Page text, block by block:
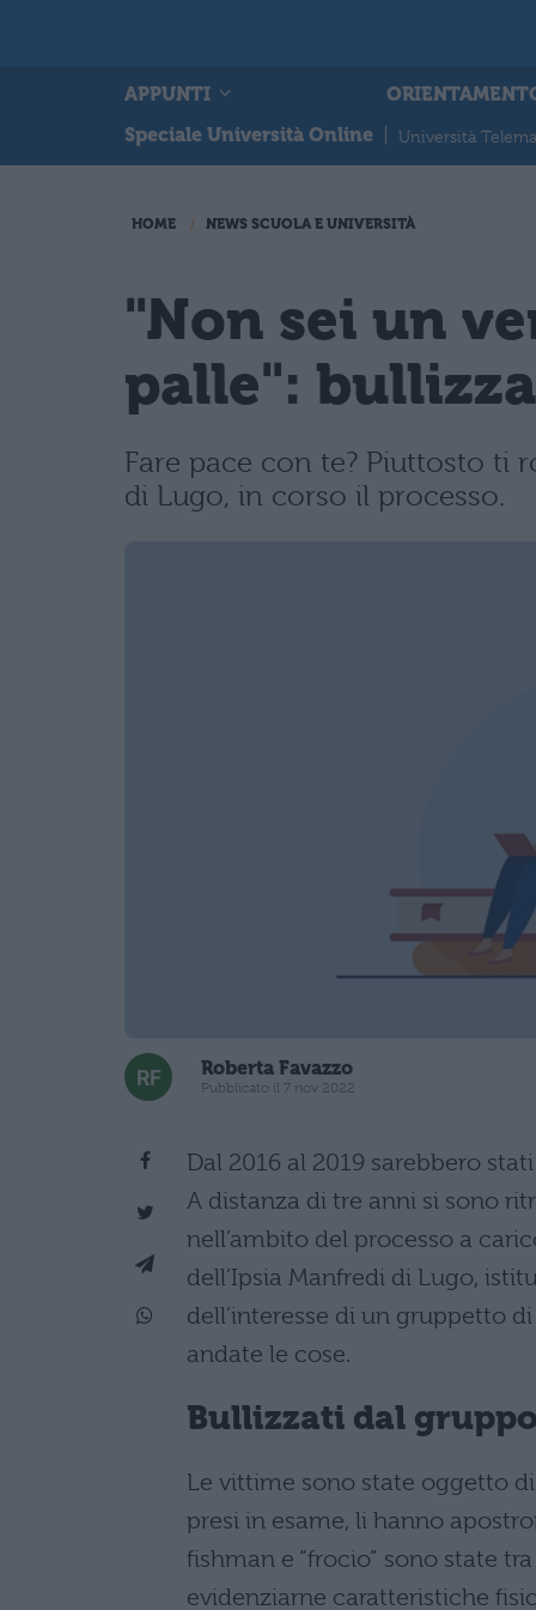
APPUNTI
Speciale Università Online
Università
HOME NEWS SCUOLA E UNIVERSITÀ
"Non sei un
palle":
Fare pace con te? Piuttosto ti
di Lugo, in corso il processo.
Roberta Favazzo
Pubblicato il 7 nov 2022
Dal 2016 al 2019 sarebbero
A distanza di tre anni si sono
nell’ambito del processo a
dell’Ipsia Manfredi di Lugo,
dell’interesse di un gruppetto di
andate le cose.
Bullizzati dal
Le vittime sono state oggetto
presi in esame, li hanno
fishman e “frocio” sono state
evidenziarne caratteristiche